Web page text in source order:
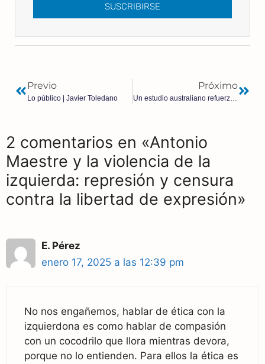
SUSCRIBIRSE
Previo
Lo público | Javier Toledano
Próximo
Un estudio australiano refuerza las pruebas de que las vacunas contra la COVID provocan miocarditis
2 comentarios en «Antonio
Maestre y la violencia de la
izquierda: represión y censura
contra la libertad de expresión»
E. Pérez
enero 17, 2025 a las 12:39 pm
No nos engañemos, hablar de ética con la
izquierdona es como hablar de compasión
con un cocodrilo que llora mientras devora,
porque no lo entienden. Para ellos la ética es